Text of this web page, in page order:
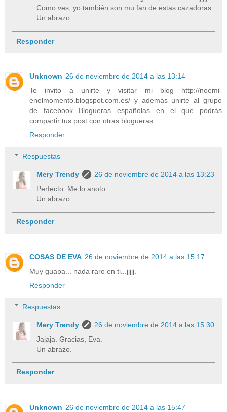
Como ves, yo también son mu fan de estas cazadoras.
Un abrazo.
Responder
Unknown 26 de noviembre de 2014 a las 13:14
Te invito a unirte y visitar mi blog http://noemi-
enelmomento.blogspot.com.es/ y además unirte al grupo
de facebook Blogueras españolas en el que podrás
compartir tus post con otras blogueras
Responder
Respuestas
Mery Trendy
26 de noviembre de 2014 a las 13:23
Perfecto. Me lo anoto.
Un abrazo.
Responder
COSAS DE EVA 26 de noviembre de 2014 a las 15:17
Muy guapa... nada raro en ti...jjjjj.
Responder
Respuestas
Mery Trendy
26 de noviembre de 2014 a las 15:30
Jajaja. Gracias, Eva.
Un abrazo.
Responder
Unknown 26 de noviembre de 2014 a las 15:47